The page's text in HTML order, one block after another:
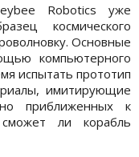
Robotics уже
космического
Основные
компьютерного
испытать прототип
имитирующие
приближенных к
ли корабль